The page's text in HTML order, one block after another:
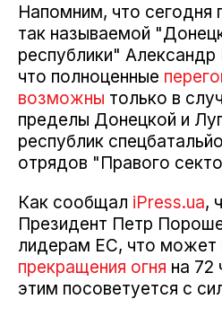
Напомним, что сегодня
так называемой
республики"
что полноценные
возможны только в
пределы Донецкой и
республик
отрядов "Правого
Как сообщал iPress.ua,
Президент Петр
лидерам ЕС, что может
прекращения огня на 72
этим посоветуется с